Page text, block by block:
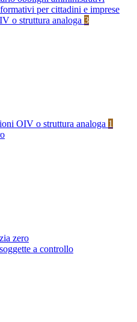
per cittadini e imprese
o struttura analoga 3
OIV o struttura analoga 1
zero
a controllo